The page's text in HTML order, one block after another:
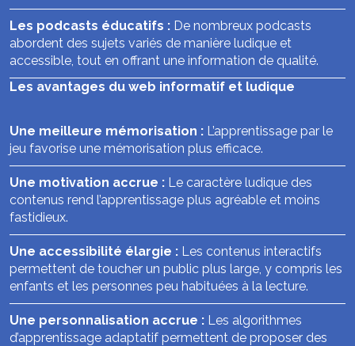
Les podcasts éducatifs : De nombreux podcasts
abordent des sujets variés de manière ludique et
accessible, tout en offrant une information de qualité.
Les avantages du web informatif et ludique
Une meilleure mémorisation : L’apprentissage par le
jeu favorise une mémorisation plus efficace.
Une motivation accrue : Le caractère ludique des
contenus rend l’apprentissage plus agréable et moins
fastidieux.
Une accessibilité élargie : Les contenus interactifs
permettent de toucher un public plus large, y compris les
enfants et les personnes peu habituées à la lecture.
Une personnalisation accrue : Les algorithmes
d’apprentissage adaptatif permettent de proposer des